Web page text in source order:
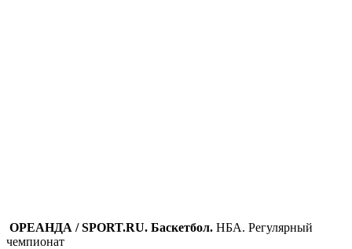
ОРЕАНДА / SPORT.RU. Баскетбол. НБА. Регулярный
чемпионат